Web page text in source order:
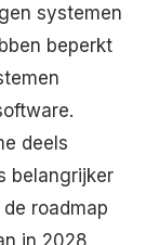
systemen
beperkt
deels
belangrijker
roadmap
in 2028,